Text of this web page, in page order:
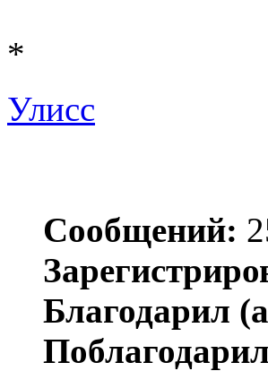
*
Улисс
Сообщений:
Благодарил